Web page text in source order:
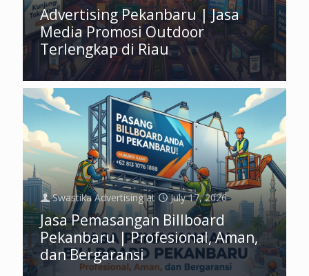
Advertising Pekanbaru | Jasa
Media Promosi Outdoor
Terlengkap di Riau
Swastika Advertising at July 17, 2026
Jasa Pemasangan Billboard
Pekanbaru | Profesional, Aman,
dan Bergaransi